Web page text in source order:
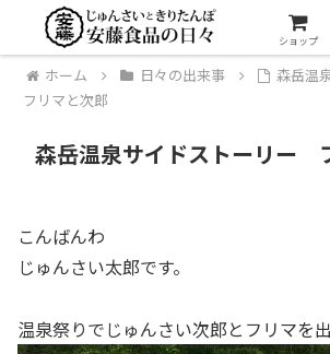
ホーム 日々の出来事
森岳温
フリマと次郎
森岳温泉サイドストーリー
こんばんわ
じゅんさい太郎です。
温泉祭りでじゅんさい次郎とフリマを出
ショップ